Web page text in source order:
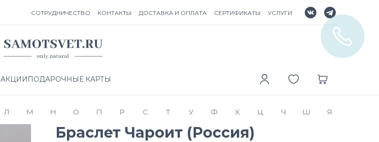
СОТРУДНИЧЕСТВО КОНТАКТЫ ДОСТАВКА И ОПЛАТА СЕРТИФИКАТЫ УСЛУГИ
АКЦИИ ПОДАРОЧНЫЕ КАРТЫ
Л М Н О П Р С Т У Ф Х Ц Ч Ш Я
Браслет Чароит (Россия)